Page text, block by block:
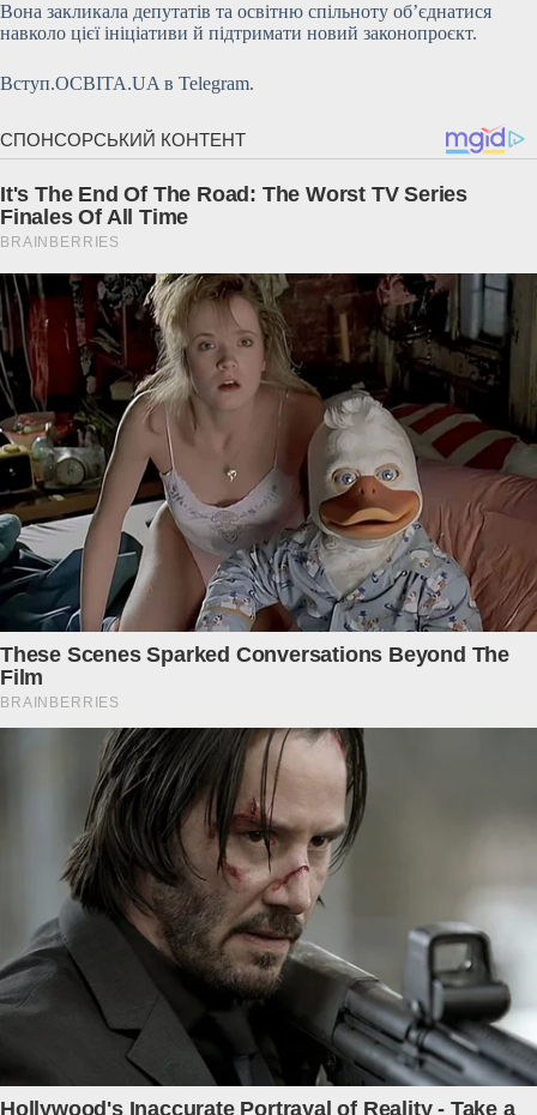
Вона закликала депутатів та освітню спільноту об’єднатися
навколо цієї ініціативи й підтримати новий законопроєкт.
Вступ.ОСВІТА.UA в Telegram.